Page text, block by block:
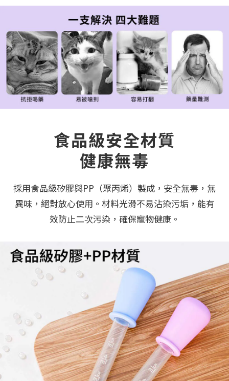
食品級安全材質
健康無毒
採用食品級矽膠與PP（聚丙烯）製成，安全無毒，無
異味，絕對放心使用。材料光滑不易沾染污垢，能有
效防止二次污染，確保寵物健康。